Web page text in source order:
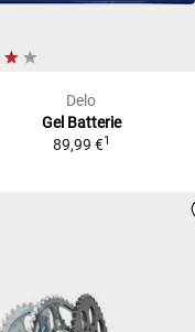
Delo
Gel Batterie
89,99 €1